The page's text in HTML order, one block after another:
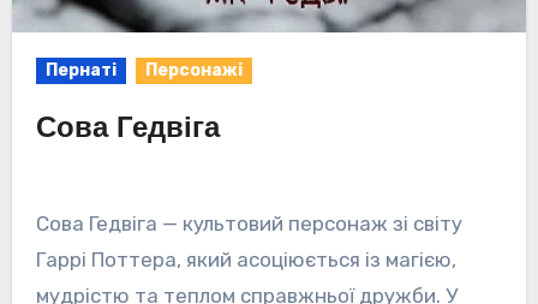
Пернаті Персонажі
Сова Гедвіга
Сова Гедвіга — культовий персонаж зі світу
Гаррі Поттера, який асоціюється із магією,
мудрістю та теплом справжньої дружби. У